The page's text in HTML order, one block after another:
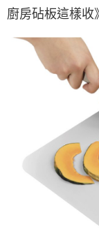
廚房砧板這樣收